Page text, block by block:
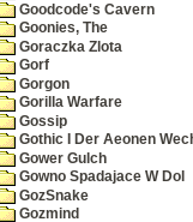
Goodcode's Cavern
Goonies, The
Goraczka Zlota
Gorf
Gorgon
Gorilla Warfare
Gossip
Gothic I Der Aeonen
Gower Gulch
Gowno Spadajace W Dol
GozSnake
Gozmind